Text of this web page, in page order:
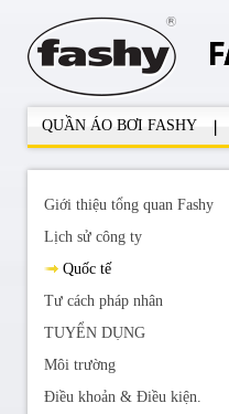
QUẦN ÁO BƠI FASHY
Giới thiệu tổng quan Fashy
Lịch sử công ty
Quốc tế
Tư cách pháp nhân
TUYỂN DỤNG
Môi trường
Điều khoản & Điều kiện.